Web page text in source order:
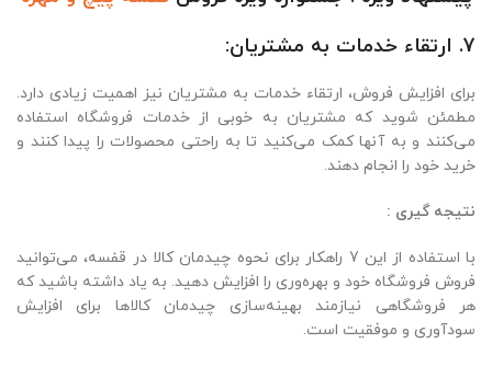
7. ارتقاء خدمات به مشتریان:
برای افزایش فروش، ارتقاء خدمات به مشتریان نیز اهمیت زیادی دارد.
مطمئن شوید که مشتریان به خوبی از خدمات فروشگاه استفاده
می‌کنند و به آنها کمک می‌کنید تا به راحتی محصولات را پیدا کنند و
خرید خود را انجام دهند.
نتیجه گیری :
با استفاده از این 7 راهکار برای نحوه چیدمان کالا در قفسه، می‌توانید
فروش فروشگاه خود و بهره‌وری را افزایش دهید. به یاد داشته باشید که
هر فروشگاهی نیازمند بهینه‌سازی چیدمان کالاها برای افزایش
سودآوری و موفقیت است.